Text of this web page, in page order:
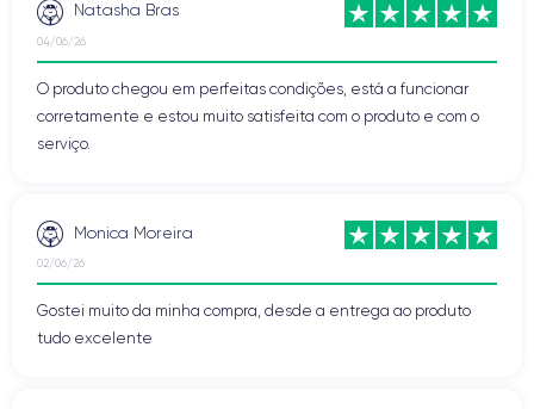
Natasha Bras
04/06/26
O produto chegou em perfeitas condições, está a funcionar
corretamente e estou muito satisfeita com o produto e com o
serviço.
Monica Moreira
02/06/26
Gostei muito da minha compra, desde a entrega ao produto
tudo excelente